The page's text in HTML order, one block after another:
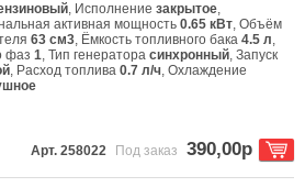
, Исполнениезакрытое,
активная мощность0.65 кВт, Объём
63 см3, Ёмкость топливного бака4.5 л,
фаз1, Тип генераторасинхронный, Запуск
, Расход топлива0.7 л/ч, Охлаждение
Арт. 258022 Под заказ 390,00р